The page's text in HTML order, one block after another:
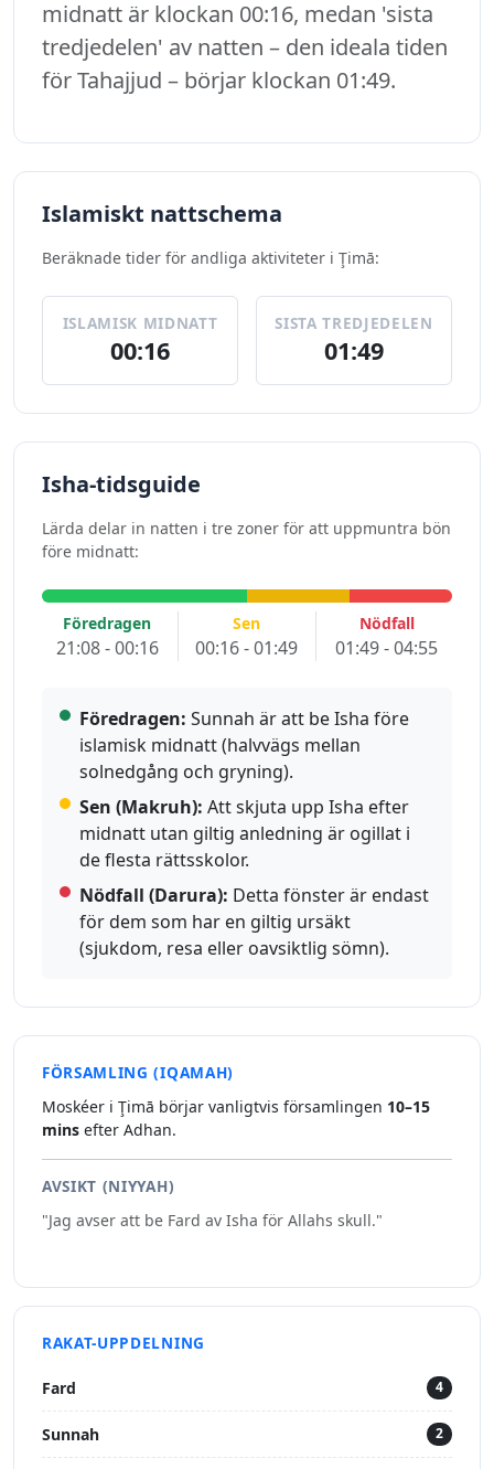
midnatt är klockan 00:16, medan 'sista
tredjedelen' av natten – den ideala tiden
för Tahajjud – börjar klockan 01:49.
Islamiskt nattschema
Beräknade tider för andliga aktiviteter i Ţimā:
ISLAMISK MIDNATT
00:16
SISTA TREDJEDELEN
01:49
Isha-tidsguide
Lärda delar in natten i tre zoner för att uppmuntra bön
före midnatt:
Föredragen
21:08 - 00:16
Sen
00:16 - 01:49
Nödfall
01:49 - 04:55
Föredragen: Sunnah är att be Isha före
islamisk midnatt (halvvägs mellan
solnedgång och gryning).
Sen (Makruh): Att skjuta upp Isha efter
midnatt utan giltig anledning är ogillat i
de flesta rättsskolor.
Nödfall (Darura): Detta fönster är endast
för dem som har en giltig ursäkt
(sjukdom, resa eller oavsiktlig sömn).
FÖRSAMLING (IQAMAH)
Moskéer i Ţimā börjar vanligtvis församlingen 10–15
mins efter Adhan.
AVSIKT (NIYYAH)
"Jag avser att be Fard av Isha för Allahs skull."
RAKAT-UPPDELNING
Fard 4
Sunnah 2